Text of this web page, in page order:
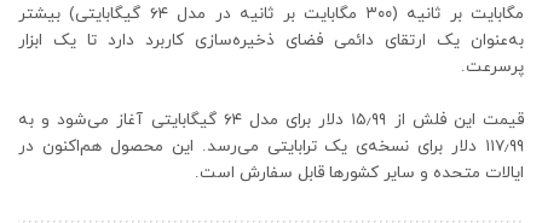
مگابایت بر ثانیه (۳۰۰ مگابایت بر ثانیه در مدل ۶۴ گیگابایتی) بیشتر
به‌عنوان یک ارتقای دائمی فضای ذخیره‌سازی کاربرد دارد تا یک ابزار
پرسرعت.
قیمت این فلش از ۱۵٫۹۹ دلار برای مدل ۶۴ گیگابایتی آغاز می‌شود و به
۱۱۷٫۹۹ دلار برای نسخه‌ی یک ترابایتی می‌رسد. این محصول هم‌اکنون در
ایالات متحده و سایر کشورها قابل سفارش است.